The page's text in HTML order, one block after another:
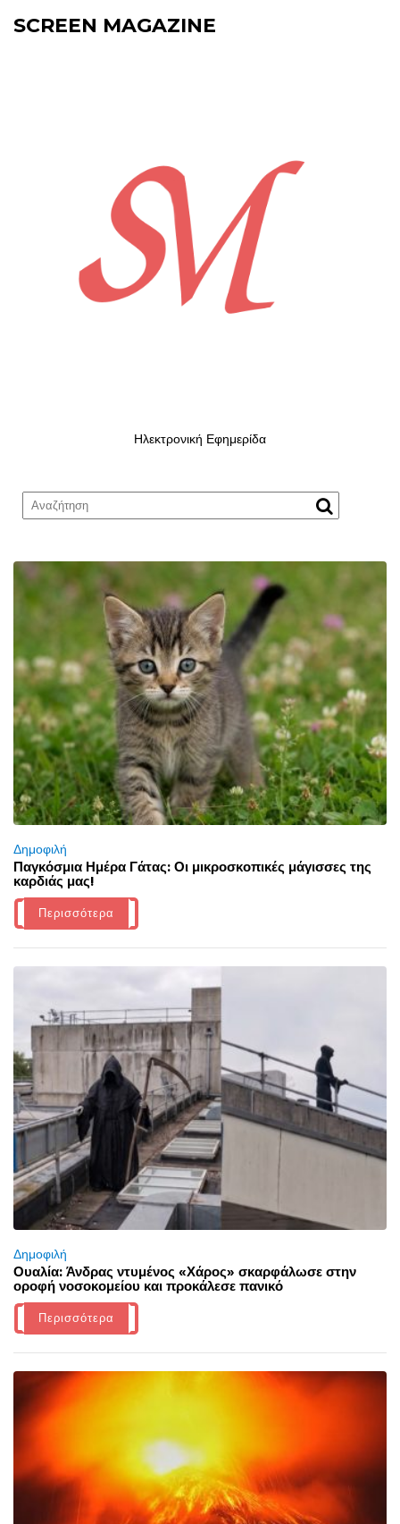
SCREEN MAGAZINE
Ηλεκτρονική Εφημερίδα
Δημοφιλή
Παγκόσμια Ημέρα Γάτας: Οι μικροσκοπικές μάγισσες της
καρδιάς μας!
Περισσότερα
Δημοφιλή
Ουαλία: Άνδρας ντυμένος «Χάρος» σκαρφάλωσε στην
οροφή νοσοκομείου και προκάλεσε πανικό
Περισσότερα